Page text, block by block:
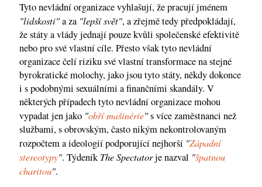
Tyto nevládní organizace vyhlašují, že pracují jménem
"lidskosti"a za "lepší svět", a zřejmě tedy předpokládají,
že státy a vlády jednají pouze kvůli společenské efektivitě
nebo pro své vlastní cíle. Přesto však tyto nevládní
organizace čelí riziku své vlastní transformace na stejné
byrokratické molochy, jako jsou tyto státy, někdy dokonce
i s podobnými sexuálními a finančními skandály. V
některých případech tyto nevládní organizace mohou
vypadat jen jako "obří mašinérie"s více zaměstnanci než
službami, s obrovským, často nikým nekontrolovaným
rozpočtem a ideologií podporující nejhorší "Západní
stereotypy". TýdeníkThe Spectatorje nazval "špatnou
charitou".